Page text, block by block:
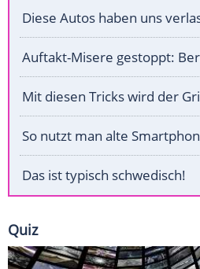
Diese Autos haben uns
Auftakt-Misere gestoppt:
Mit diesen Tricks wird der
So nutzt man alte
Das ist typisch schwedisch!
Quiz